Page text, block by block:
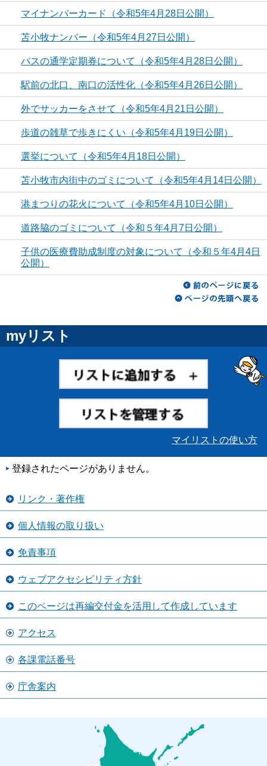
マイナンバーカード（令和5年4月28日公開）
苫小牧ナンバー（令和5年4月27日公開）
バスの通学定期券について（令和5年4月28日公開）
駅前の北口、南口の活性化（令和5年4月26日公開）
外でサッカーをさせて（令和5年4月21日公開）
歩道の雑草で歩きにくい（令和5年4月19日公開）
選挙について（令和5年4月18日公開）
苫小牧市内街中のゴミについて（令和5年4月14日公開）
港まつりの花火について（令和5年4月10日公開）
道路脇のゴミについて（令和５年4月7日公開）
子供の医療費助成制度の対象について（令和５年4月4日
公開）
myリスト
マイリストの使い方
登録されたページがありません。
リンク・著作権
個人情報の取り扱い
免責事項
ウェブアクセシビリティ方針
このページは再編交付金を活用して作成しています
アクセス
各課電話番号
庁舎案内